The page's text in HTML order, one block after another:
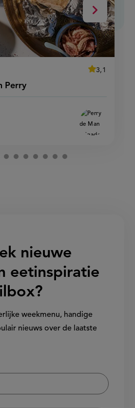
Volgende
Perry
average
3,1
Beoordeel
perry'
nieuwe
eetinspiratie
weekmenu, handige
nieuws over de laatste